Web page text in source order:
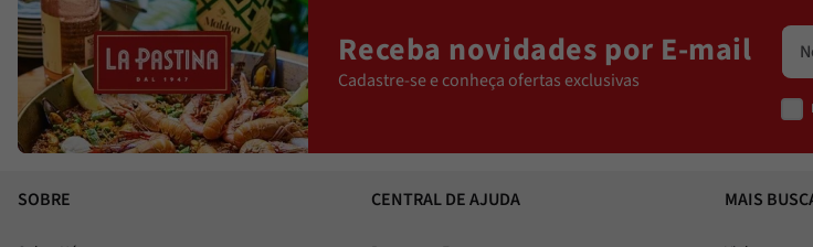
Receba novidades por E-mail
Cadastre-se e conheça ofertas exclusivas
SOBRE CENTRAL DE AJUDA MAIS